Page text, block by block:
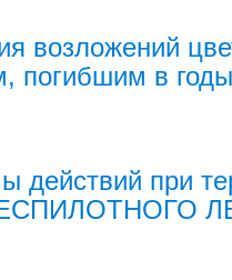
возложений
погибшим в
действий при